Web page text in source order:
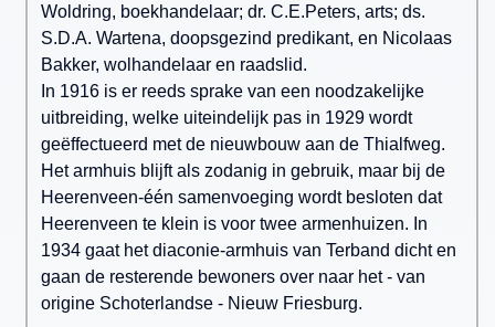
Woldring, boekhandelaar; dr. C.E.Peters, arts; ds.
S.D.A. Wartena, doopsgezind predikant, en Nicolaas
Bakker, wolhandelaar en raadslid.
In 1916 is er reeds sprake van een noodzakelijke
uitbreiding, welke uiteindelijk pas in 1929 wordt
geëffectueerd met de nieuwbouw aan de Thialfweg.
Het armhuis blijft als zodanig in gebruik, maar bij de
Heerenveen-één samenvoeging wordt besloten dat
Heerenveen te klein is voor twee armenhuizen. In
1934 gaat het diaconie-armhuis van Terband dicht en
gaan de resterende bewoners over naar het - van
origine Schoterlandse - Nieuw Friesburg.